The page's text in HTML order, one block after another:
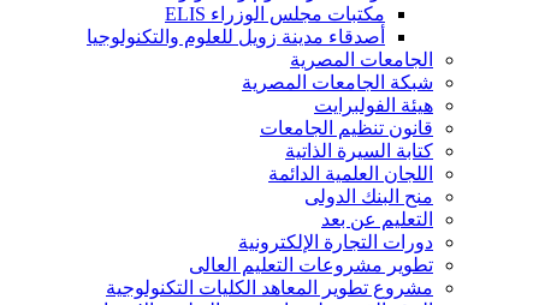
مكتبات مجلس الوزراء ELIS
أصدقاء مدينة زويل للعلوم والتكنولوجيا
الجامعات المصرية
شبكة الجامعات المصرية
هيئة الفولبرايت
قانون تنظيم الجامعات
كتابة السيرة الذاتية
اللجان العلمية الدائمة
منح البنك الدولى
التعليم عن بعد
دورات التجارة الإلكترونية
تطوير مشروعات التعليم العالى
مشروع تطوير المعاهد الكليات التكنولوجية